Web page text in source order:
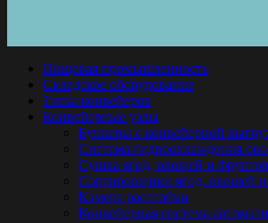
Пищевая промышленность
Складское оборудование
Типы конвейеров
Конвейерные узлы
Бункеры с конвейерной
Система гидроохлаждения
Сушка ягод, овощей и фруктов
Сортировщики ягод, овощей
Камера расстойки
Конвейерная система